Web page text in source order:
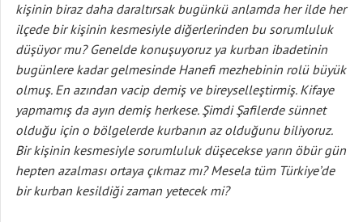
kişinin biraz daha daraltırsak bugünkü anlamda her ilde her
ilçede bir kişinin kesmesiyle diğerlerinden bu sorumluluk
düşüyor mu? Genelde konuşuyoruz ya kurban ibadetinin
bugünlere kadar gelmesinde Hanefi mezhebinin rolü büyük
olmuş. En azından vacip demiş ve bireyselleştirmiş. Kifaye
yapmamış da ayın demiş herkese. Şimdi Şafilerde sünnet
olduğu için o bölgelerde kurbanın az olduğunu biliyoruz.
Bir kişinin kesmesiyle sorumluluk düşecekse yarın öbür gün
hepten azalması ortaya çıkmaz mı? Mesela tüm Türkiye’de
bir kurban kesildiği zaman yetecek mi?